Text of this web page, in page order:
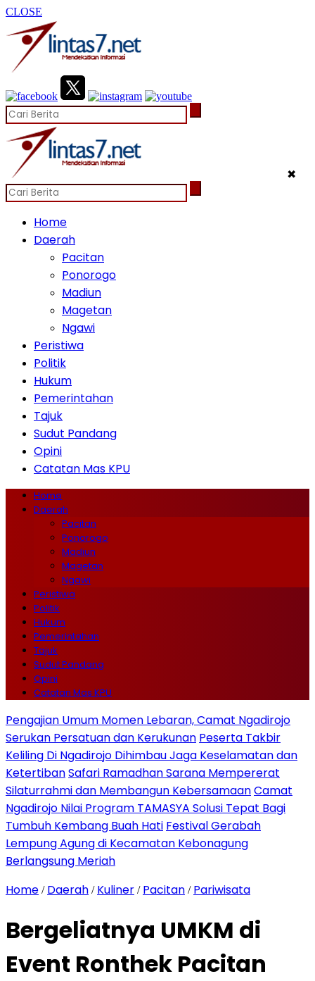
CLOSE
✖
Home
Daerah
Pacitan
Ponorogo
Madiun
Magetan
Ngawi
Peristiwa
Politik
Hukum
Pemerintahan
Tajuk
Sudut Pandang
Opini
Catatan Mas KPU
Home
Daerah
Pacitan
Ponorogo
Madiun
Magetan
Ngawi
Peristiwa
Politik
Hukum
Pemerintahan
Tajuk
Sudut Pandang
Opini
Catatan Mas KPU
Pengajian Umum Momen Lebaran, Camat Ngadirojo
Serukan Persatuan dan Kerukunan Peserta Takbir
Keliling Di Ngadirojo Dihimbau Jaga Keselamatan dan
KetertibanSafari Ramadhan Sarana Mempererat
Silaturrahmi dan Membangun KebersamaanCamat
Ngadirojo Nilai Program TAMASYA Solusi Tepat Bagi
Tumbuh Kembang Buah Hati Festival Gerabah
Lempung Agung di Kecamatan Kebonagung
Berlangsung Meriah
Home / Daerah / Kuliner / Pacitan / Pariwisata
Bergeliatnya UMKM di
Event Ronthek Pacitan